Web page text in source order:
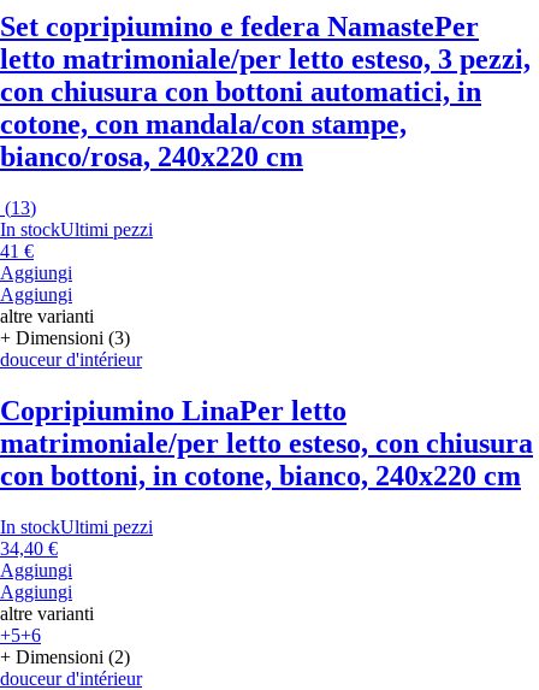
Set copripiumino e federa NamastePer
letto matrimoniale/per letto esteso, 3 pezzi,
con chiusura con bottoni automatici, in
cotone, con mandala/con stampe,
bianco/rosa, 240x220 cm
(13)
In stockUltimi pezzi
41 €
Aggiungi
Aggiungi
altre varianti
+ Dimensioni (3)
douceur d'intérieur
Copripiumino LinaPer letto
matrimoniale/per letto esteso, con chiusura
con bottoni, in cotone, bianco, 240x220 cm
In stockUltimi pezzi
34,40 €
Aggiungi
Aggiungi
altre varianti
+5+6
+ Dimensioni (2)
douceur d'intérieur